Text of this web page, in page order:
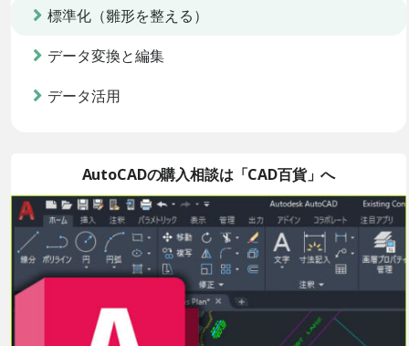
標準化（雛形を整える）
データ変換と編集
データ活用
AutoCADの購入相談は「CAD百貨」へ